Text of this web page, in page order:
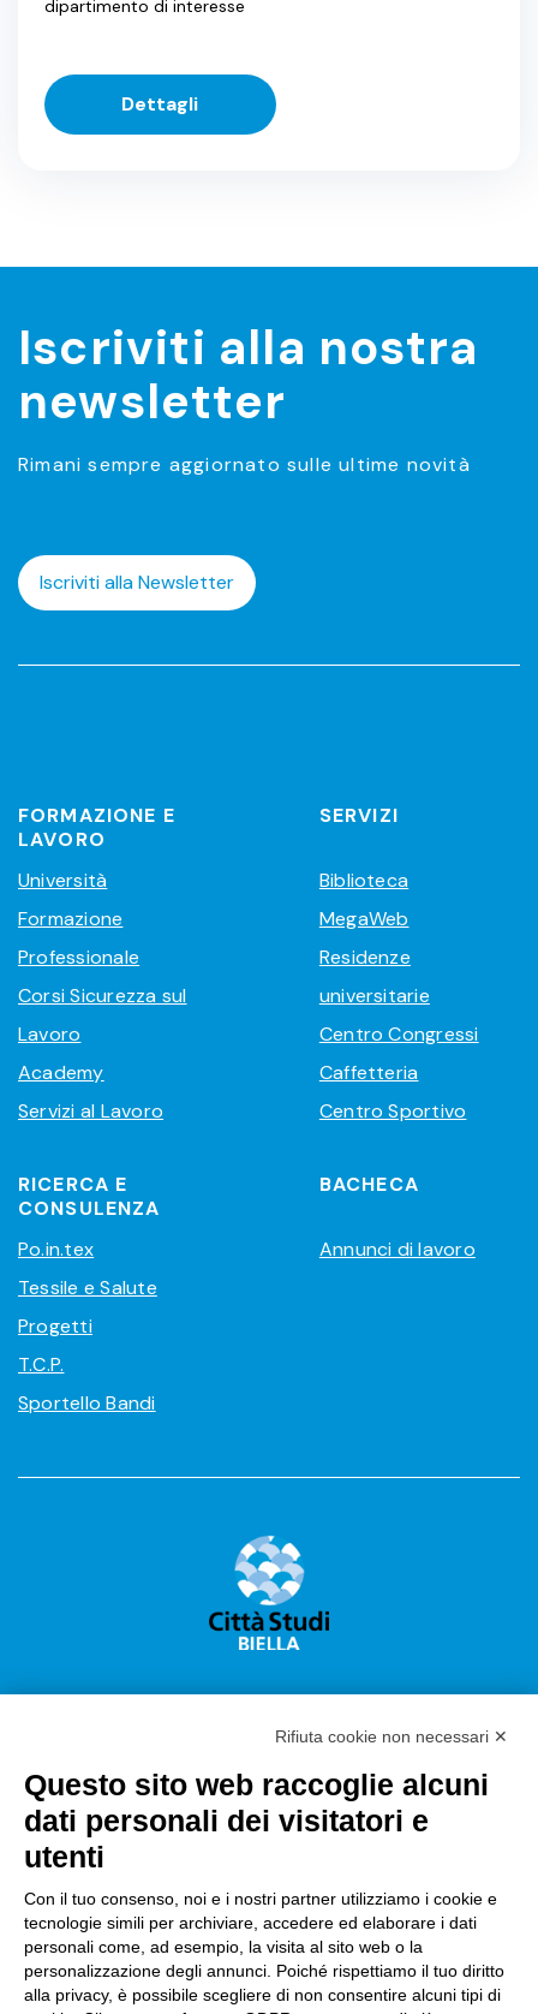
dipartimento di interesse
Dettagli
Iscriviti alla nostra
newsletter
Rimani sempre aggiornato sulle ultime novità
Iscriviti alla Newsletter
FORMAZIONE E
LAVORO
Università
Formazione
Professionale
Corsi Sicurezza sul
Lavoro
Academy
Servizi al Lavoro
SERVIZI
Biblioteca
MegaWeb
Residenze
universitarie
Centro Congressi
Caffetteria
Centro Sportivo
RICERCA E
CONSULENZA
Po.in.tex
Tessile e Salute
Progetti
T.C.P.
Sportello Bandi
BACHECA
Annunci di lavoro
Città Studi S.p.A.
Sede Legale Corso G. Pella, 2 – 13900 Biella Italy –
18.235.000,00
Registro Imprese Biella C. F. e numero 01491490023 –
R.E.A. CCIAA BI n. 142579 – Partita IVA 01491490023
PEC:amm.cittastudi@pec.ptbiellese.it–
Rifiuta cookie non necessari ✕
Questo sito web raccoglie alcuni
dati personali dei visitatori e
utenti
Con il tuo consenso, noi e i nostri partner utilizziamo i cookie e
tecnologie simili per archiviare, accedere ed elaborare i dati
personali come, ad esempio, la visita al sito web o la
personalizzazione degli annunci. Poiché rispettiamo il tuo diritto
alla privacy, è possibile scegliere di non consentire alcuni tipi di